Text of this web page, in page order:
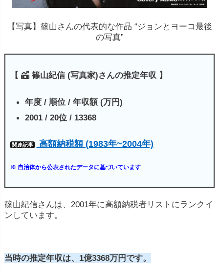
【写真】篠山さんの代表的な作品 “ジョンとヨーコ最後
の写真”
【 篠山紀信 (写真家)さんの推定年収 】
年度 / 順位 / 年収額 (万円)
2001 / 20位 / 13368
関連記事 高額納税額 (1983年~2004年)
※ 自治体から公表されたデータに基づいています
篠山紀信さんは、2001年に高額納税者リストにランクイ
ンしています。
当時の推定年収は、1億3368万円です。